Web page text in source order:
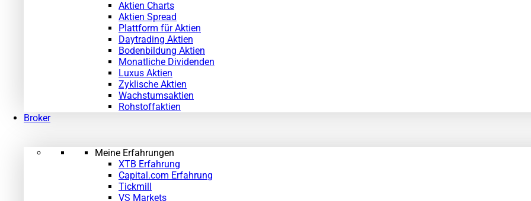
Aktien Charts
Aktien Spread
Plattform für Aktien
Daytrading Aktien
Bodenbildung Aktien
Monatliche Dividenden
Luxus Aktien
Zyklische Aktien
Wachstumsaktien
Rohstoffaktien
Broker
Meine Erfahrungen
XTB Erfahrung
Capital.com Erfahrung
Tickmill
VS Markets